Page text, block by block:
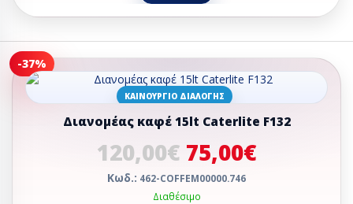
-37%
ΚΑΙΝΟΎΡΓΙΟ ΔΙΑΛΟΓΉΣ
Διανομέας καφέ 15lt Caterlite F132
120,00€ 75,00€
Κωδ.: 462-COFFEM00000.746
Διαθέσιμο